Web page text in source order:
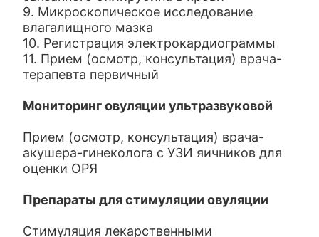
9. Микроскопическое исследование
влагалищного мазка
10. Регистрация электрокардиограммы
11. Прием (осмотр, консультация) врача-
терапевта первичный
Мониторинг овуляции ультразвуковой
Прием (осмотр, консультация) врача-
акушера-гинеколога с УЗИ яичников для
оценки ОРЯ
Препараты для стимуляции овуляции
Стимуляция лекарственными